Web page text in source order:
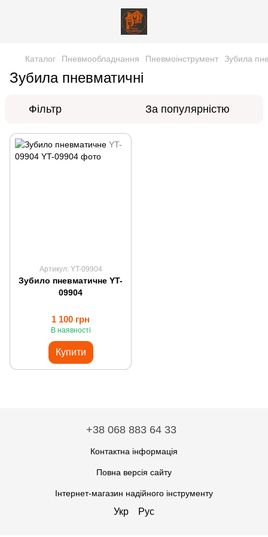
Каталог Пневмообладнання Пневмоінструмент Зубила
Зубила пневматичні
Фільтр За популярністю
Артикул: YT-09904
Зубило пневматичне YT-
09904
1 100 грн
В наявності
Купити
+38 068 883 64 33
Контактна інформація
Повна версія сайту
Інтернет-магазин надійного інструменту
Укр Рус